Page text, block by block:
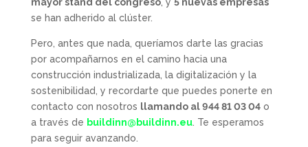
se han adherido al clúster.
Pero, antes que nada, queríamos darte las gracias
por acompañarnos en el camino hacia una
construcción industrializada, la digitalización y la
sostenibilidad, y recordarte que puedes ponerte en
contacto con nosotros llamando al 944 81 03 04o
a través de buildinn@buildinn.eu. Te esperamos
para seguir avanzando.